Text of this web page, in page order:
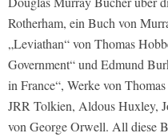
Rotherham, ein Buch von
„Leviathan“ von Thomas
Government“ und Edmund
in France“, Werke von
JRR Tolkien, Aldous Huxley,
von George Orwell. All diese